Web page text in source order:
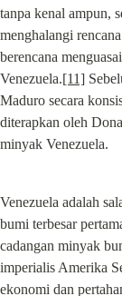
tanpa kenal ampun,
menghalangi
berencana
Venezuela.[11]
Maduro secara
diterapkan oleh
minyak Venezuela.
Venezuela adalah
bumi terbesar
cadangan minyak
imperialis Amerika
ekonomi dan